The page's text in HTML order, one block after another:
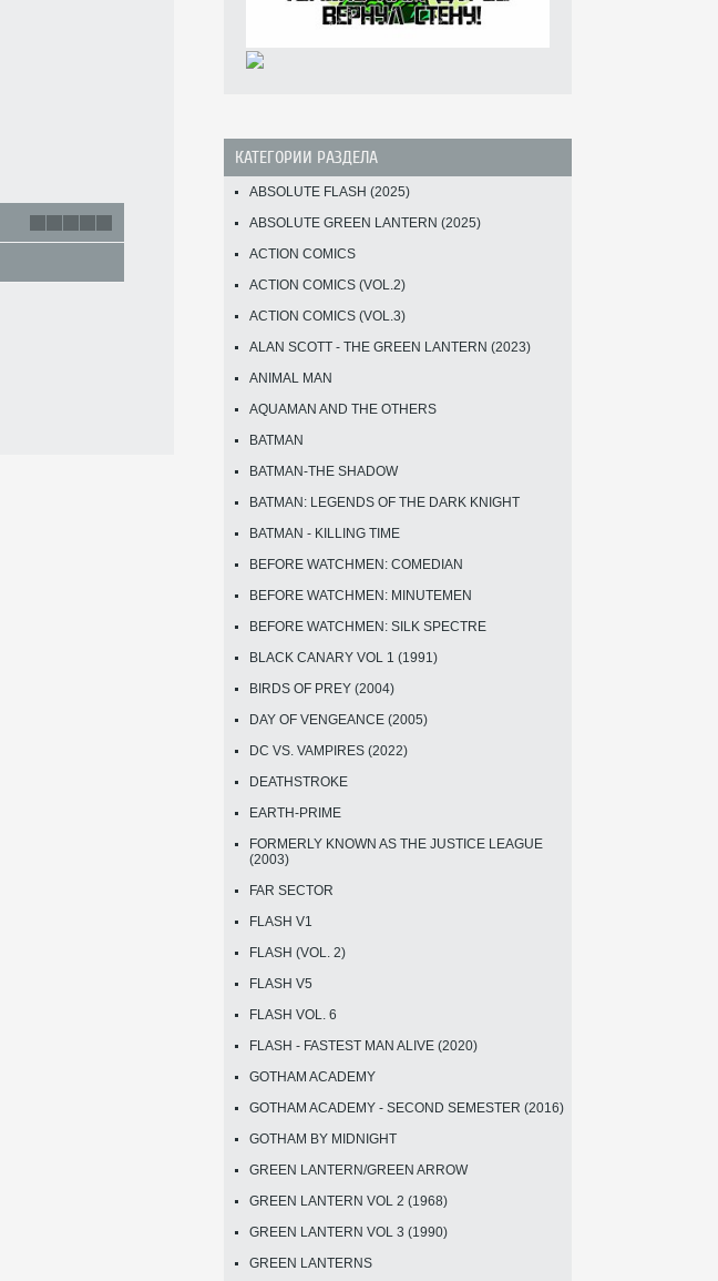
КАТЕГОРИИ РАЗДЕЛА
ABSOLUTE FLASH (2025)
ABSOLUTE GREEN LANTERN (2025)
ACTION COMICS
ACTION COMICS (VOL.2)
ACTION COMICS (VOL.3)
ALAN SCOTT - THE GREEN LANTERN (2023)
ANIMAL MAN
AQUAMAN AND THE OTHERS
BATMAN
BATMAN-THE SHADOW
BATMAN: LEGENDS OF THE DARK KNIGHT
BATMAN - KILLING TIME
BEFORE WATCHMEN: COMEDIAN
BEFORE WATCHMEN: MINUTEMEN
BEFORE WATCHMEN: SILK SPECTRE
BLACK CANARY VOL 1 (1991)
BIRDS OF PREY (2004)
DAY OF VENGEANCE (2005)
DC VS. VAMPIRES (2022)
DEATHSTROKE
EARTH-PRIME
FORMERLY KNOWN AS THE JUSTICE LEAGUE
(2003)
FAR SECTOR
FLASH V1
FLASH (VOL. 2)
FLASH V5
FLASH VOL. 6
FLASH - FASTEST MAN ALIVE (2020)
GOTHAM ACADEMY
GOTHAM ACADEMY - SECOND SEMESTER (2016)
GOTHAM BY MIDNIGHT
GREEN LANTERN/GREEN ARROW
GREEN LANTERN VOL 2 (1968)
GREEN LANTERN VOL 3 (1990)
GREEN LANTERNS